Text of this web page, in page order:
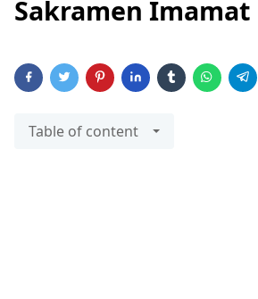
Sakramen Imamat
Table of content